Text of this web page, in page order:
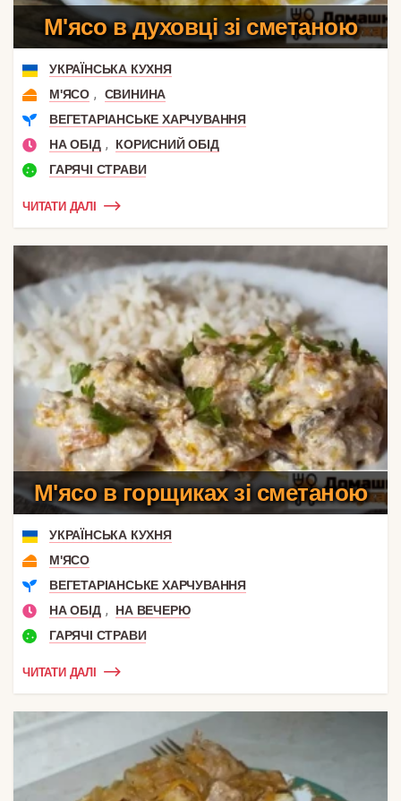
М'ясо в духовці зі сметаною
УКРАЇНСЬКА КУХНЯ
М'ЯСО ,
СВИНИНА
ВЕГЕТАРІАНСЬКЕ ХАРЧУВАННЯ
НА ОБІД ,
КОРИСНИЙ ОБІД
ГАРЯЧІ СТРАВИ
ЧИТАТИ ДАЛІ
М'ясо в горщиках зі сметаною
УКРАЇНСЬКА КУХНЯ
М'ЯСО
ВЕГЕТАРІАНСЬКЕ ХАРЧУВАННЯ
НА ОБІД ,
НА ВЕЧЕРЮ
ГАРЯЧІ СТРАВИ
ЧИТАТИ ДАЛІ